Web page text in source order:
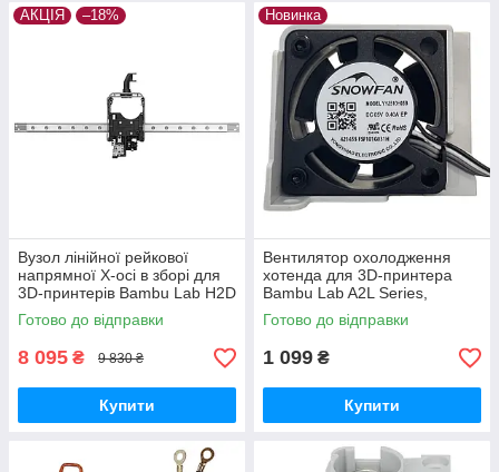
АКЦІЯ –18%
Вузол лінійної рейкової
напрямної X-осі в зборі для
3D-принтерів Bambu Lab H2D
Series, (оригінал, FAC110)
Готово до відправки
8 095 ₴ 9 830 ₴
Купити
Новинка
Вентилятор охолодження
хотенда для 3D-принтера
Bambu Lab A2L Series,
безщітковий, 5В 0.4A,
(оригінал, FAF027)
Готово до відправки
1 099 ₴
Купити